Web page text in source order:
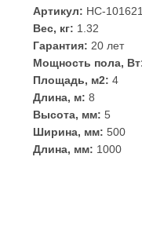
Артикул: НС-
Вес, кг: 1.32
Гарантия: 20 лет
Мощность пола,
Площадь, м2: 4
Длина, м: 8
Высота, мм: 5
Ширина, мм: 500
Длина, мм: 1000